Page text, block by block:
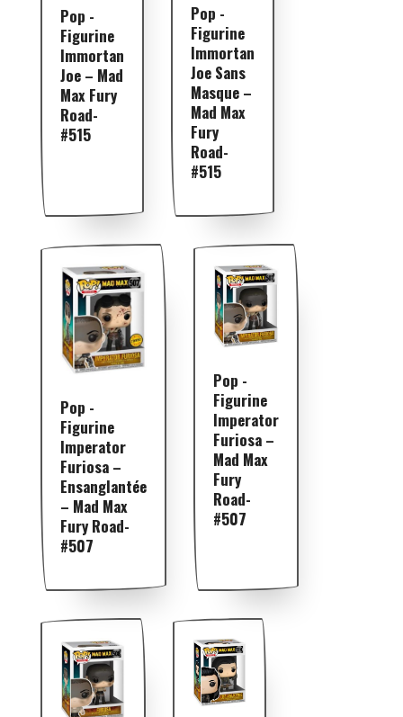
Pop -
Figurine
Immortan
Joe – Mad
Max Fury
Road-
#515
Pop -
Figurine
Immortan
Joe Sans
Masque –
Mad Max
Fury
Road-
#515
Pop -
Figurine
Imperator
Furiosa –
Ensanglantée
– Mad Max
Fury Road-
#507
Pop -
Figurine
Imperator
Furiosa –
Mad Max
Fury
Road-
#507